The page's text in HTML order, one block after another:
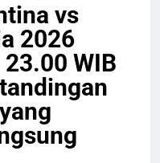
vs
2026
WIB